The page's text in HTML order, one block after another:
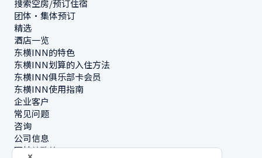
搜索空房/预订住宿
团体・集体预订
精选
酒店一览
东横INN的特色
东横INN划算的入住方法
东横INN俱乐部卡会员
东横INN使用指南
企业客户
常见问题
咨询
公司信息
可持续政策